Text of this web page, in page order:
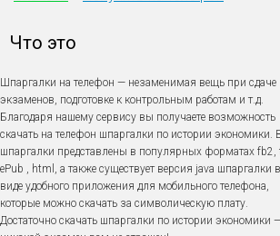
Что это
Шпаргалки на телефон — незаменимая вещь при сдаче
экзаменов, подготовке к контрольным работам и т.д.
Благодаря нашему сервису вы получаете возможность
скачать на телефон шпаргалки по истории экономики.
шпаргалки представлены в популярных форматах fb2,
ePub , html, а также существует версия java шпаргалки в
виде удобного приложения для мобильного телефона,
которые можно скачать за символическую плату.
Достаточно скачать шпаргалки по истории экономики